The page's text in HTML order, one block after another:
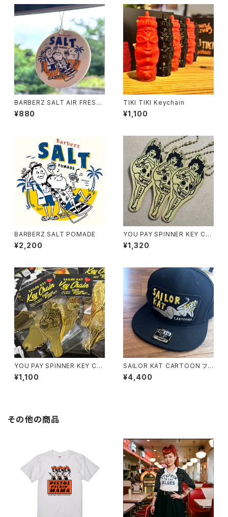
BARBERZ SALT AIR FRESH
ENER
¥880
TIKI TIKI Keychain
¥1,100
BARBERZ SALT POMADE
¥2,200
YOU PAY SPINNER KEY CH
AIN Ver.2
¥1,320
YOU PAY SPINNER KEY CH
AIN Ver.1
¥1,100
SAILOR KAT CARTOON フラ
ットバイザーキャップ（OTTO）
¥4,400
その他の商品